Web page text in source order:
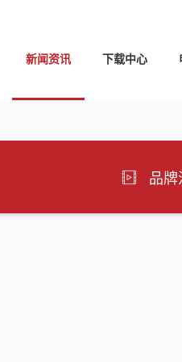
新闻资讯 下载中心
品